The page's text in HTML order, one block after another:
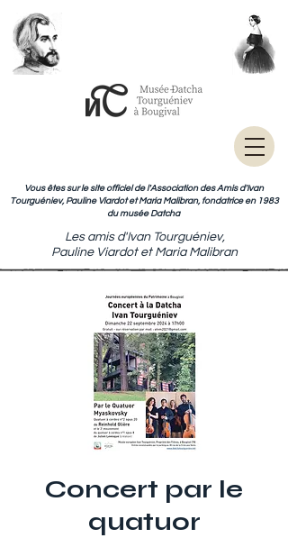
Vous êtes sur le site officiel de l'Association des Amis d'Ivan
Tourguéniev, Pauline Viardot et Maria Malibran, fondatrice en 1983
du musée Datcha
Les amis d'Ivan Tourguéniev,
Pauline Viardot et Maria Malibran
Concert par le
quatuor